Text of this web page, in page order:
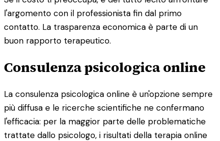
l'argomento con il professionista fin dal primo
contatto. La trasparenza economica è parte di un
buon rapporto terapeutico.
Consulenza psicologica online
La consulenza psicologica online è un'opzione sempre
più diffusa e le ricerche scientifiche ne confermano
l'efficacia: per la maggior parte delle problematiche
trattate dallo psicologo, i risultati della terapia online